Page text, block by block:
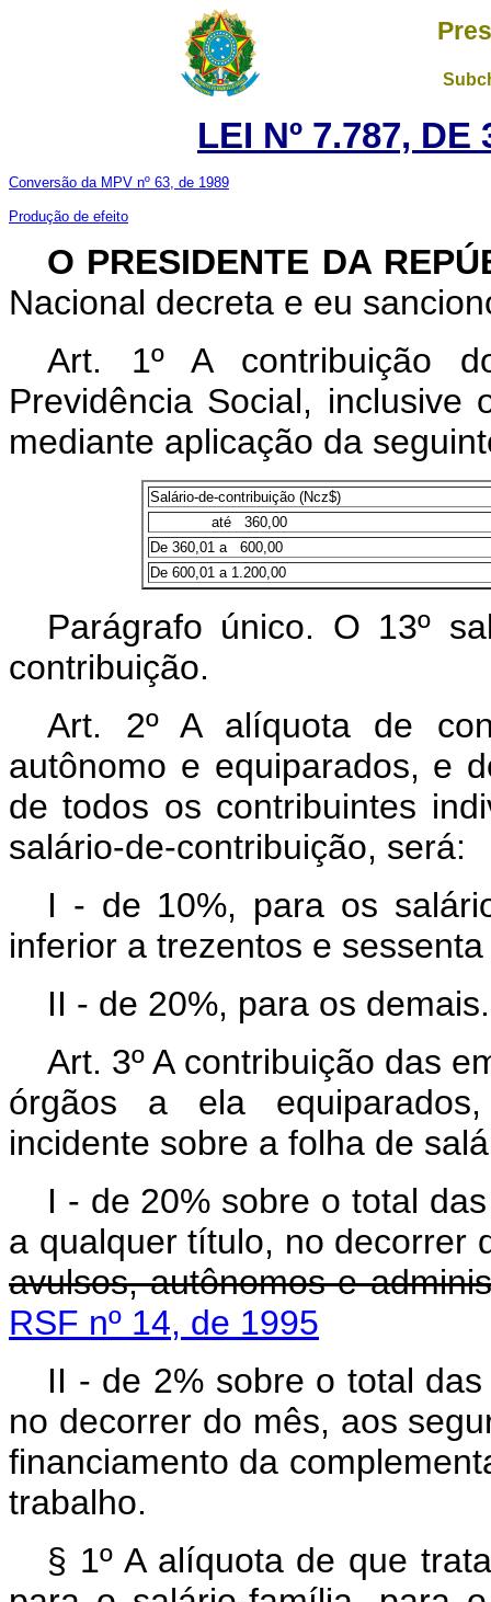
LEI Nº 7.787, DE
Conversão da MPV nº 63, de 1989
Produção de efeito
O PRESIDENTE DA
Nacional decreta e eu
Art. 1º A contribuição
Previdência Social,
mediante aplicação da
Salário-de-contribuição (Ncz$)
até 360,00
De 360,01 a 600,00
De 600,01 a 1.200,00
Parágrafo único. O 13º
contribuição.
Art. 2º A alíquota de
autônomo e equiparados, e
de todos os contribuintes
salário-de-contribuição, será:
I - de 10%, para os
inferior a trezentos e
II - de 20%, para os demais.
Art. 3º A contribuição das
órgãos a ela
incidente sobre a folha de
I - de 20% sobre o total
a qualquer título, no decorrer
avulsos, autônomos e
RSF nº 14, de 1995
II - de 2% sobre o total
no decorrer do mês, aos
financiamento da
trabalho.
§ 1º A alíquota de que